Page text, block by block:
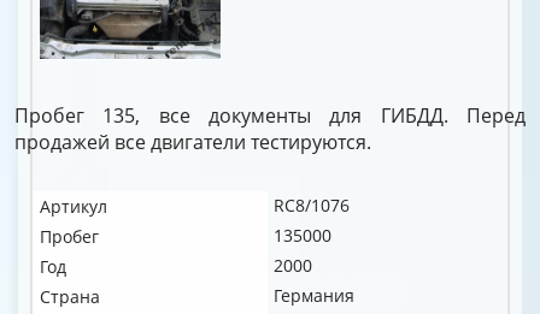
Пробег 135, все документы для ГИБДД. Перед
продажей все двигатели тестируются.
Артикул
RC8/1076
Пробег
135000
Год
2000
Страна
Германия